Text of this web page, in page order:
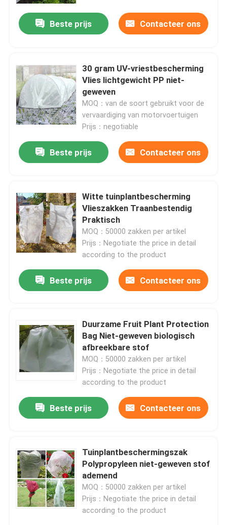
Thuis
Fabriekstocht
Kwaliteitscontrole
Vraag een offerte
Andere artikelen van textiel
Beste prijs Contacteer ons
30 gram UV-vriestbescherming
Vlies lichtgewicht PP niet-
geweven
MOQ：van de soort gebruikt voor de
vervaardiging van motorvoertuigen
Prijs：negotiable
Beste prijs Contacteer ons
Witte tuinplantbescherming
Vlieszakken Traanbestendig
Praktisch
MOQ：50000 zakken per artikel
Prijs：Negotiate the price in detail
according to the product
Beste prijs Contacteer ons
Duurzame Fruit Plant Protection
Bag Niet-geweven biologisch
afbreekbare stof
MOQ：50000 zakken per artikel
Prijs：Negotiate the price in detail
according to the product
Beste prijs Contacteer ons
Tuinplantbeschermingszak
Polypropyleen niet-geweven stof
ademend
MOQ：50000 zakken per artikel
Prijs：Negotiate the price in detail
according to the product